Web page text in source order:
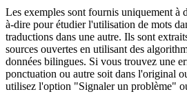
Les exemples sont fournis uniquement à
à-dire pour étudier l'utilisation de mots
traductions dans une autre. Ils sont
sources ouvertes en utilisant des
données bilingues. Si vous trouvez une
ponctuation ou autre soit dans l'original
utilisez l'option "Signaler un problème"